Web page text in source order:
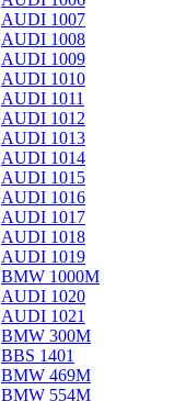
AUDI 1007
AUDI 1008
AUDI 1009
AUDI 1010
AUDI 1011
AUDI 1012
AUDI 1013
AUDI 1014
AUDI 1015
AUDI 1016
AUDI 1017
AUDI 1018
AUDI 1019
BMW 1000M
AUDI 1020
AUDI 1021
BMW 300M
BBS 1401
BMW 469M
BMW 554M